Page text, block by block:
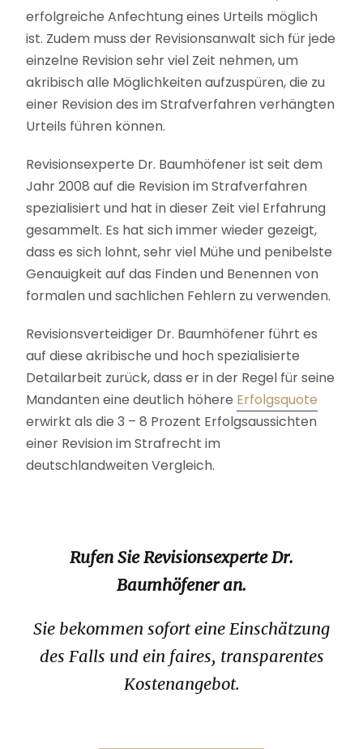
erfolgreiche Anfechtung eines Urteils möglich
ist. Zudem muss der Revisionsanwalt sich für jede
einzelne Revision sehr viel Zeit nehmen, um
akribisch alle Möglichkeiten aufzuspüren, die zu
einer Revision des im Strafverfahren verhängten
Urteils führen können.
Revisionsexperte Dr. Baumhöfener ist seit dem
Jahr 2008 auf die Revision im Strafverfahren
spezialisiert und hat in dieser Zeit viel Erfahrung
gesammelt. Es hat sich immer wieder gezeigt,
dass es sich lohnt, sehr viel Mühe und penibelste
Genauigkeit auf das Finden und Benennen von
formalen und sachlichen Fehlern zu verwenden.
Revisionsverteidiger Dr. Baumhöfener führt es
auf diese akribische und hoch spezialisierte
Detailarbeit zurück, dass er in der Regel für seine
Mandanten eine deutlich höhere Erfolgsquote
erwirkt als die 3 – 8 Prozent Erfolgsaussichten
einer Revision im Strafrecht im
deutschlandweiten Vergleich.
Rufen Sie Revisionsexperte Dr.
Baumhöfener an.
Sie bekommen sofort eine Einschätzung
des Falls und ein faires, transparentes
Kostenangebot.